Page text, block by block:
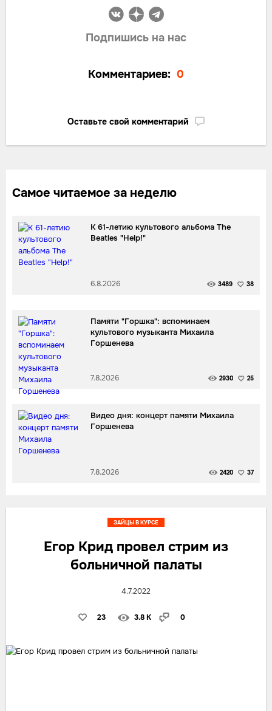
Подпишись на нас
Комментариев: 0
Оставьте свой комментарий
Самое читаемое за неделю
К 61-летию культового альбома The
Beatles "Help!"
6.8.2026 3489 38
Памяти "Горшка": вспоминаем
культового музыканта Михаила
Горшенева
7.8.2026 2930 25
Видео дня: концерт памяти Михаила
Горшенева
7.8.2026 2420 37
Егор Крид провел стрим из
больничной палаты
4.7.2022
23 3.8 K 0
ЗАЙЦЫ В КУРСЕ